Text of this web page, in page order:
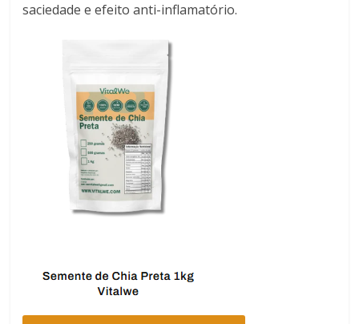
saciedade e efeito anti-inflamatório.